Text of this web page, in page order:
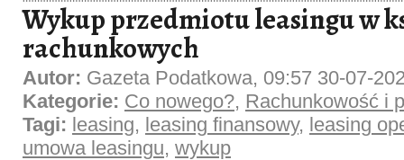
Wykup przedmiotu leasingu w
rachunkowych
Autor: Gazeta Podatkowa, 09:57 30-07-
Kategorie: Co nowego?, Rachunkowość i
Tagi: leasing, leasing finansowy, leasing
umowa leasingu, wykup